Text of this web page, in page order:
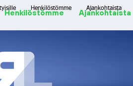
Henkilöstömme Ajankohtaista
Henkilöstömme Ajankohtaista